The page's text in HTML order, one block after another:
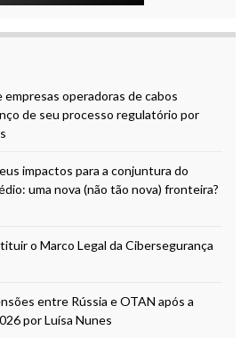
operadoras de cabos
de seu processo regulatório por
impactos para a conjuntura do
uma nova (não tão nova) fronteira?
o Marco Legal da Cibersegurança
entre Rússia e OTAN após a
por Luísa Nunes